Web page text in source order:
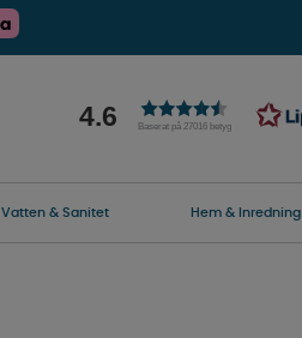
4.6 Baserat på 27016 betyg
Vatten & Sanitet Hem & Inredning